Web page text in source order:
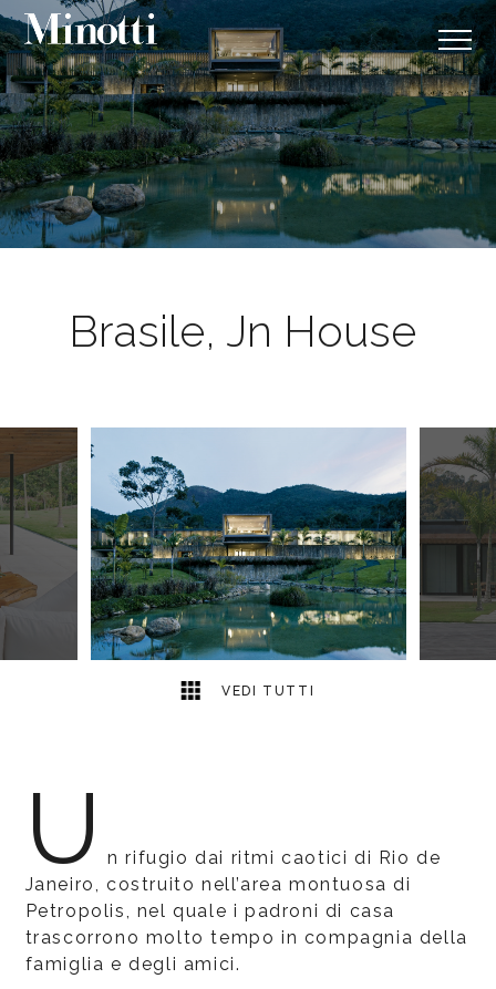
Brasile, Jn House
VEDI TUTTI
2
U
n rifugio dai ritmi caotici di Rio de
Janeiro, costruito nell’area montuosa di
Petropolis, nel quale i padroni di casa
trascorrono molto tempo in compagnia della
famiglia e degli amici.